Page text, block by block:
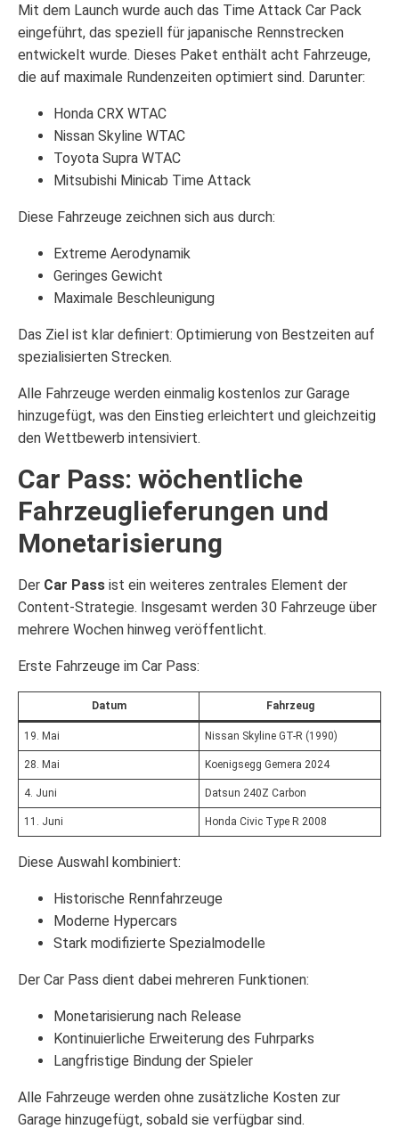
Mit dem Launch wurde auch das Time Attack Car Pack
eingeführt, das speziell für japanische Rennstrecken
entwickelt wurde. Dieses Paket enthält acht Fahrzeuge,
die auf maximale Rundenzeiten optimiert sind. Darunter:
Honda CRX WTAC
Nissan Skyline WTAC
Toyota Supra WTAC
Mitsubishi Minicab Time Attack
Diese Fahrzeuge zeichnen sich aus durch:
Extreme Aerodynamik
Geringes Gewicht
Maximale Beschleunigung
Das Ziel ist klar definiert: Optimierung von Bestzeiten auf
spezialisierten Strecken.
Alle Fahrzeuge werden einmalig kostenlos zur Garage
hinzugefügt, was den Einstieg erleichtert und gleichzeitig
den Wettbewerb intensiviert.
Car Pass: wöchentliche
Fahrzeuglieferungen und
Monetarisierung
Der Car Pass ist ein weiteres zentrales Element der
Content-Strategie. Insgesamt werden 30 Fahrzeuge über
mehrere Wochen hinweg veröffentlicht.
Erste Fahrzeuge im Car Pass:
Datum Fahrzeug
19. Mai Nissan Skyline GT-R (1990)
28. Mai Koenigsegg Gemera 2024
4. Juni Datsun 240Z Carbon
11. Juni Honda Civic Type R 2008
Diese Auswahl kombiniert:
Historische Rennfahrzeuge
Moderne Hypercars
Stark modifizierte Spezialmodelle
Der Car Pass dient dabei mehreren Funktionen:
Monetarisierung nach Release
Kontinuierliche Erweiterung des Fuhrparks
Langfristige Bindung der Spieler
Alle Fahrzeuge werden ohne zusätzliche Kosten zur
Garage hinzugefügt, sobald sie verfügbar sind.